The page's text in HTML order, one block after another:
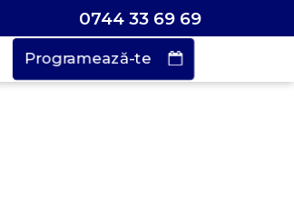
0744 33 69 69
Programează-te